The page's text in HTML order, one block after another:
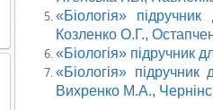
«Біологія»
Козленко О.Г.,
«Біологія» підручник
«Біологія»
Вихренко М.А.,